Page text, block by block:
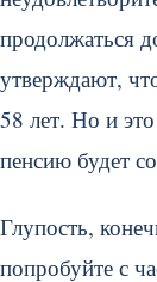
продолжаться
утверждают,
58 лет. Но и
пенсию будет
Глупость,
попробуйте с